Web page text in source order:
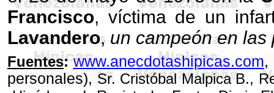
Francisco, víctima de un
Lavandero, un campeón en las
Fuentes: www.anecdotashipicas.com,
personales), Sr. Cristóbal Malpica B.,